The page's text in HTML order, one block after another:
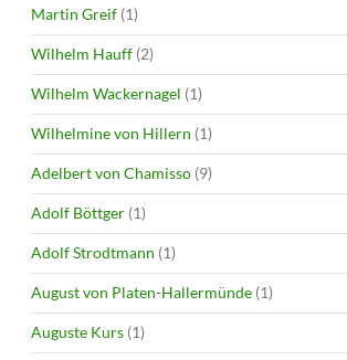
Martin Greif (1)
Wilhelm Hauff (2)
Wilhelm Wackernagel (1)
Wilhelmine von Hillern (1)
Adelbert von Chamisso (9)
Adolf Böttger (1)
Adolf Strodtmann (1)
August von Platen-Hallermünde (1)
Auguste Kurs (1)